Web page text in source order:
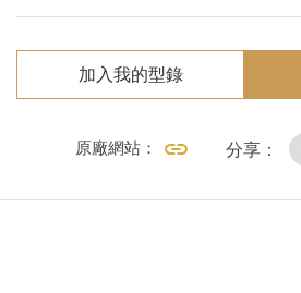
加入我的型錄
原廠網站： 分享：